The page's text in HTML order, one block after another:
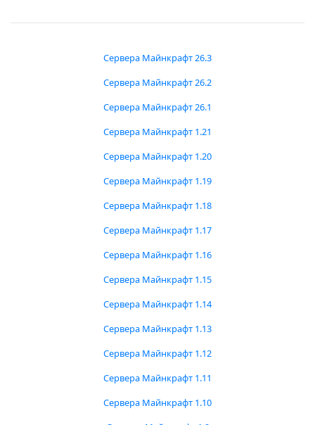
Сервера Майнкрафт 26.3
Сервера Майнкрафт 26.2
Сервера Майнкрафт 26.1
Сервера Майнкрафт 1.21
Сервера Майнкрафт 1.20
Сервера Майнкрафт 1.19
Сервера Майнкрафт 1.18
Сервера Майнкрафт 1.17
Сервера Майнкрафт 1.16
Сервера Майнкрафт 1.15
Сервера Майнкрафт 1.14
Сервера Майнкрафт 1.13
Сервера Майнкрафт 1.12
Сервера Майнкрафт 1.11
Сервера Майнкрафт 1.10